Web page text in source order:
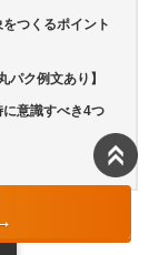
つくるポイント
ク例文あり】
意識すべき4つ
→